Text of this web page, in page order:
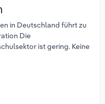
in Deutschland führt zu
Die
ist gering. Keine